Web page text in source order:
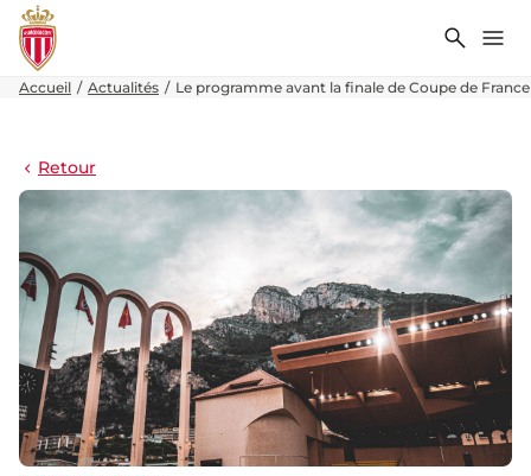
Accueil Actualités Le programme avant la finale de Coupe de
Retour